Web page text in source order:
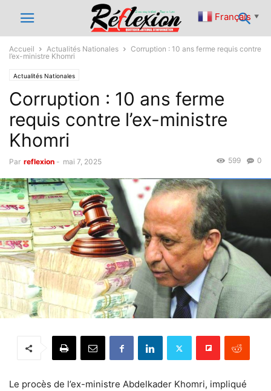
Accueil Actualités Nationales
Corruption : 10 ans ferme requis contre
l’ex-ministre Khomri
Actualités Nationales
Corruption : 10 ans ferme
requis contre l’ex-ministre
Khomri
Par reflexion - mai 7, 2025 0
599
Le procès de l’ex-ministre Abdelkader Khomri, impliqué
Français ▼